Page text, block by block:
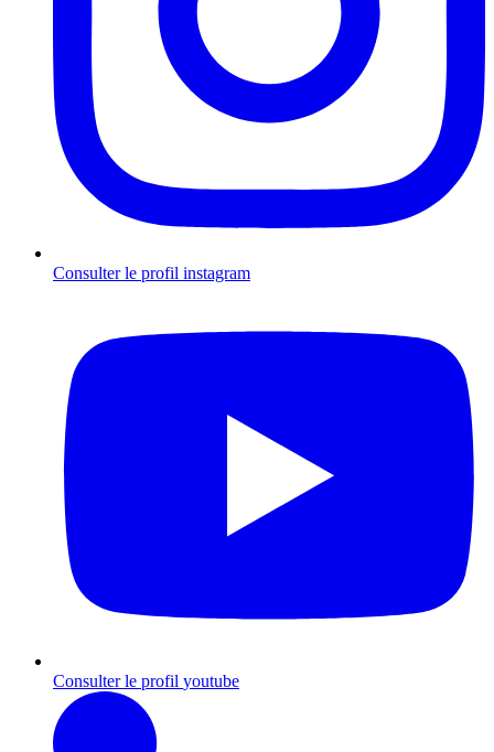
Consulter le profil instagram
Consulter le profil youtube